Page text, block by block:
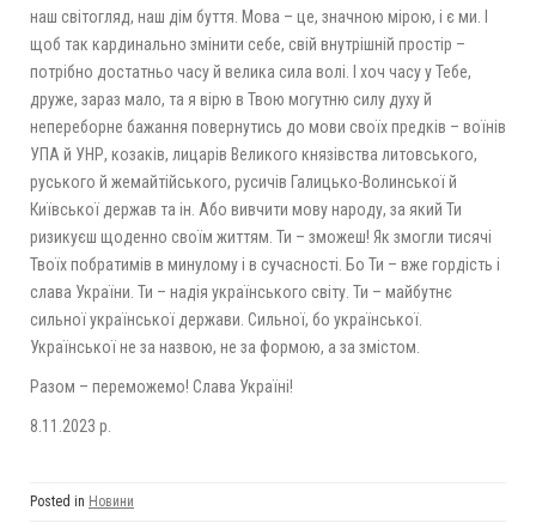
наш світогляд, наш дім буття. Мова – це, значною мірою, і є ми. І
щоб так кардинально змінити себе, свій внутрішній простір –
потрібно достатньо часу й велика сила волі. І хоч часу у Тебе,
друже, зараз мало, та я вірю в Твою могутню силу духу й
непереборне бажання повернутись до мови своїх предків – воїнів
УПА й УНР, козаків, лицарів Великого князівства литовського,
руського й жемайтійського, русичів Галицько-Волинської й
Київської держав та ін. Або вивчити мову народу, за який Ти
ризикуєш щоденно своїм життям. Ти – зможеш! Як змогли тисячі
Твоїх побратимів в минулому і в сучасності. Бо Ти – вже гордість і
слава України. Ти – надія українського світу. Ти – майбутнє
сильної української держави. Сильної, бо української.
Української не за назвою, не за формою, а за змістом.
Разом – переможемо! Слава Україні!
8.11.2023 р.
Posted in Новини